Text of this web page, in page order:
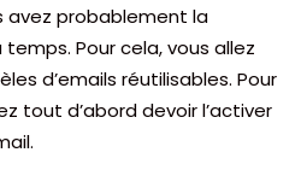
avez probablement la
Pour cela, vous allez
d’emails réutilisables. Pour
tout d’abord devoir l’activer